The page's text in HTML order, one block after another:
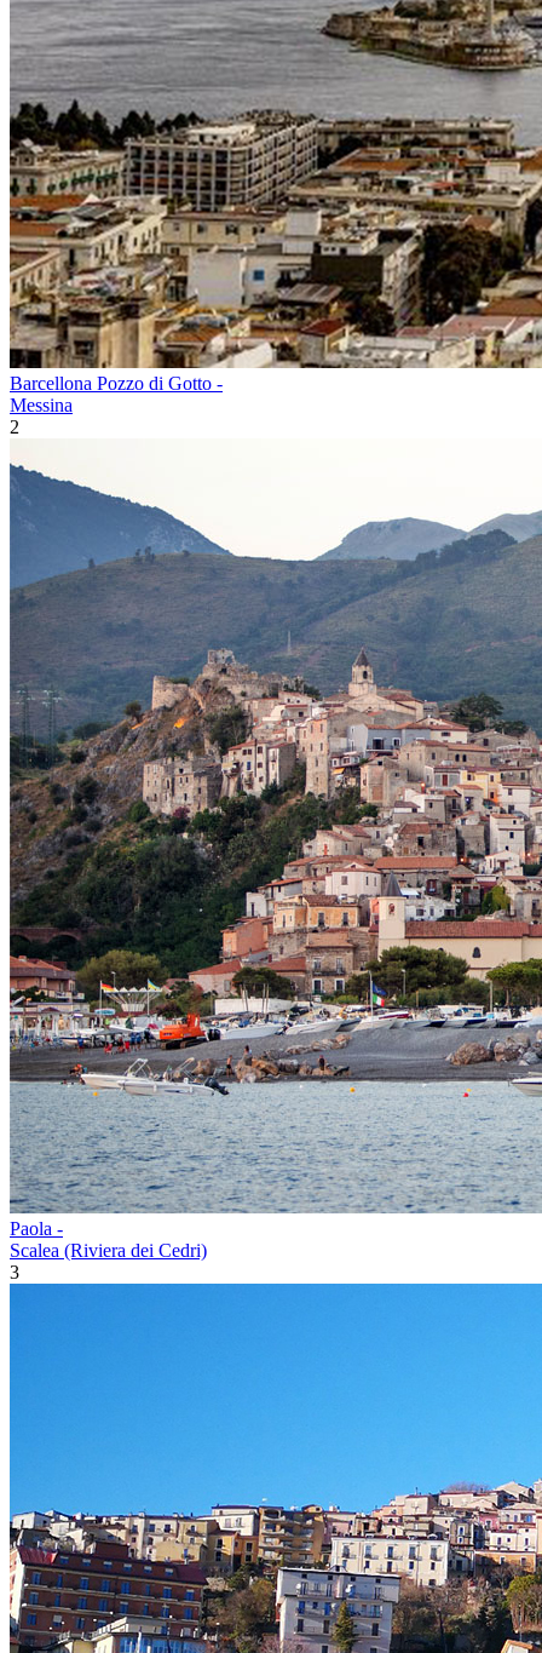
Barcellona Pozzo di Gotto -
Messina
2
Paola -
Scalea (Riviera dei Cedri)
3